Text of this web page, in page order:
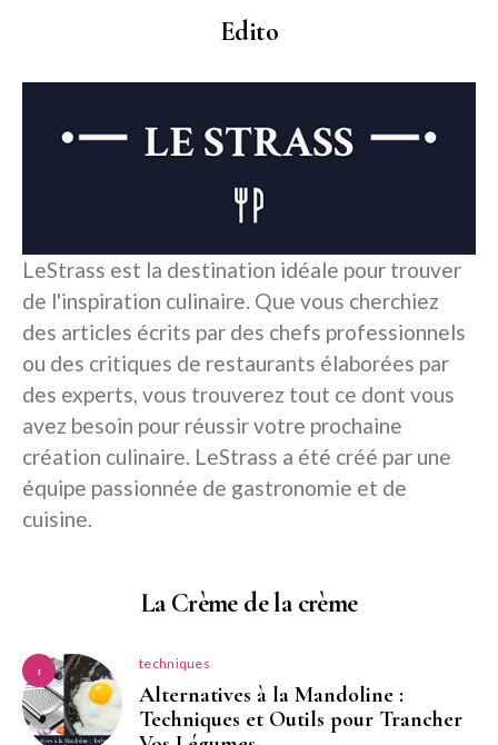
Edito
LeStrass est la destination idéale pour trouver
de l'inspiration culinaire. Que vous cherchiez
des articles écrits par des chefs professionnels
ou des critiques de restaurants élaborées par
des experts, vous trouverez tout ce dont vous
avez besoin pour réussir votre prochaine
création culinaire. LeStrass a été créé par une
équipe passionnée de gastronomie et de
cuisine.
La Crème de la crème
1 techniques
Alternatives à la Mandoline :
Techniques et Outils pour Trancher